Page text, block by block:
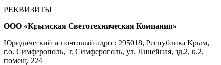
РЕКВИЗИТЫ
ООО «Крымская Светотехническая Компания»
Юридический и почтовый адрес: 295018, Республика Крым,
г.о. Симферополь, г. Симферополь, ул. Линейная, зд.2, к.2,
помещ. 224